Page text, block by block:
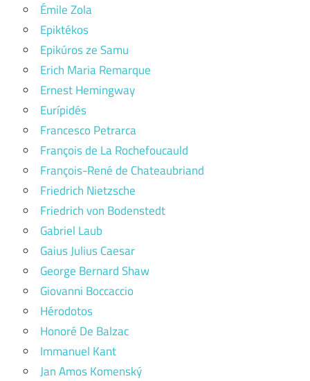
Émile Zola
Epiktékos
Epikúros ze Samu
Erich Maria Remarque
Ernest Hemingway
Eurípidés
Francesco Petrarca
François de La Rochefoucauld
François-René de Chateaubriand
Friedrich Nietzsche
Friedrich von Bodenstedt
Gabriel Laub
Gaius Julius Caesar
George Bernard Shaw
Giovanni Boccaccio
Hérodotos
Honoré De Balzac
Immanuel Kant
Jan Amos Komenský